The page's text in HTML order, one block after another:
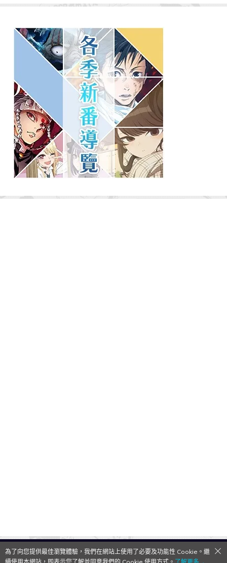
QooApp Limited © 2026
為了向您提供最佳瀏覽體驗，我們在網站上使用了必要及功能性 Cookie。繼